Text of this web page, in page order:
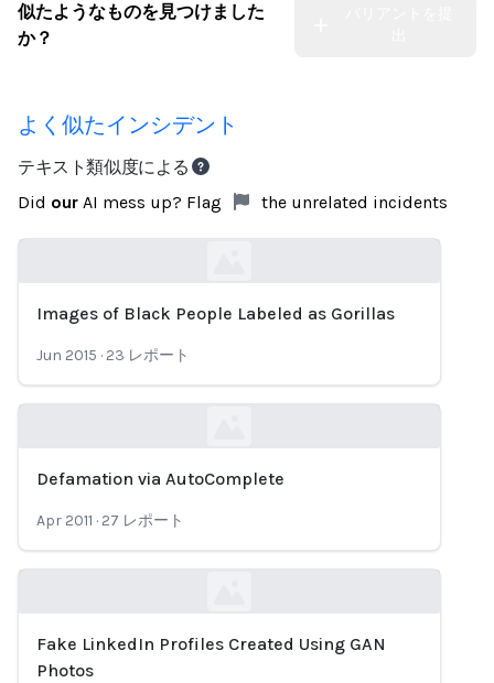
似たようなものを見つけました
か？
よく似たインシデント
テキスト類似度による
Did our AI mess up? Flag the unrelated incidents
Loading...
Images of Black People Labeled as Gorillas
Jun 2015 · 23 レポート
Defamation via AutoComplete
Apr 2011 · 27 レポート
Loading...
Fake LinkedIn Profiles Created Using GAN
Photos